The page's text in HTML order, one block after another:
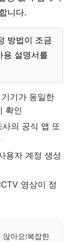
니다.
방법이 조금
용 설명서를
기가 동일한
확인
의 공식 앱 또
용자 계정 생성
영상이 정
않아요!복잡한